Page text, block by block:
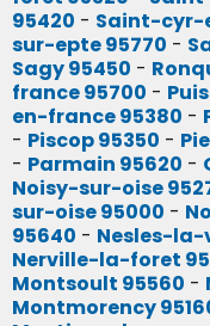
95420 - Saint-cyr-
sur-epte 95770 -
Sagy 95450 -
france 95700 -
en-france 95380 -
- Piscop 95350 -
- Parmain 95620 -
Noisy-sur-oise
sur-oise 95000 -
95640 - Nesles-la-
Nerville-la-foret
Montsoult 95560 -
Montmorency